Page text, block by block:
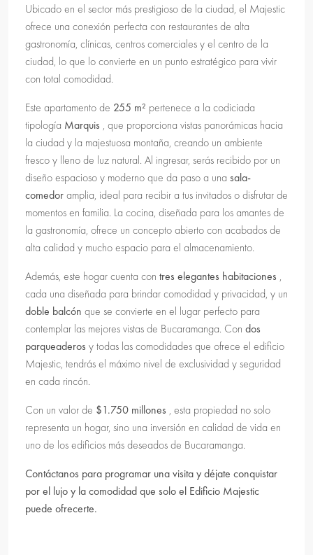
Ubicado en el sector más prestigioso de la ciudad, el Majestic
ofrece una conexión perfecta con restaurantes de alta
gastronomía, clínicas, centros comerciales y el centro de la
ciudad, lo que lo convierte en un punto estratégico para vivir
con total comodidad.
Este apartamento de 255 m² pertenece a la codiciada
tipología Marquis , que proporciona vistas panorámicas hacia
la ciudad y la majestuosa montaña, creando un ambiente
fresco y lleno de luz natural. Al ingresar, serás recibido por un
diseño espacioso y moderno que da paso a una sala-
comedoramplia, ideal para recibir a tus invitados o disfrutar de
momentos en familia. La cocina, diseñada para los amantes de
la gastronomía, ofrece un concepto abierto con acabados de
alta calidad y mucho espacio para el almacenamiento.
Además, este hogar cuenta con tres elegantes habitaciones ,
cada una diseñada para brindar comodidad y privacidad, y un
doble balcón que se convierte en el lugar perfecto para
contemplar las mejores vistas de Bucaramanga. Con dos
parqueaderos y todas las comodidades que ofrece el edificio
Majestic, tendrás el máximo nivel de exclusividad y seguridad
en cada rincón.
Con un valor de $1.750 millones , esta propiedad no solo
representa un hogar, sino una inversión en calidad de vida en
uno de los edificios más deseados de Bucaramanga.
Contáctanos para programar una visita y déjate conquistar
por el lujo y la comodidad que solo el Edificio Majestic
puede ofrecerte.